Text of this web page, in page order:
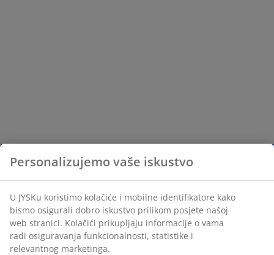
Personalizujemo vaše iskustvo
U JYSKu koristimo kolačiće i mobilne identifikatore kako
bismo osigurali dobro iskustvo prilikom posjete našoj
web stranici. Kolačići prikupljaju informacije o vama
radi osiguravanja funkcionalnosti, statistike i
relevantnog marketinga.